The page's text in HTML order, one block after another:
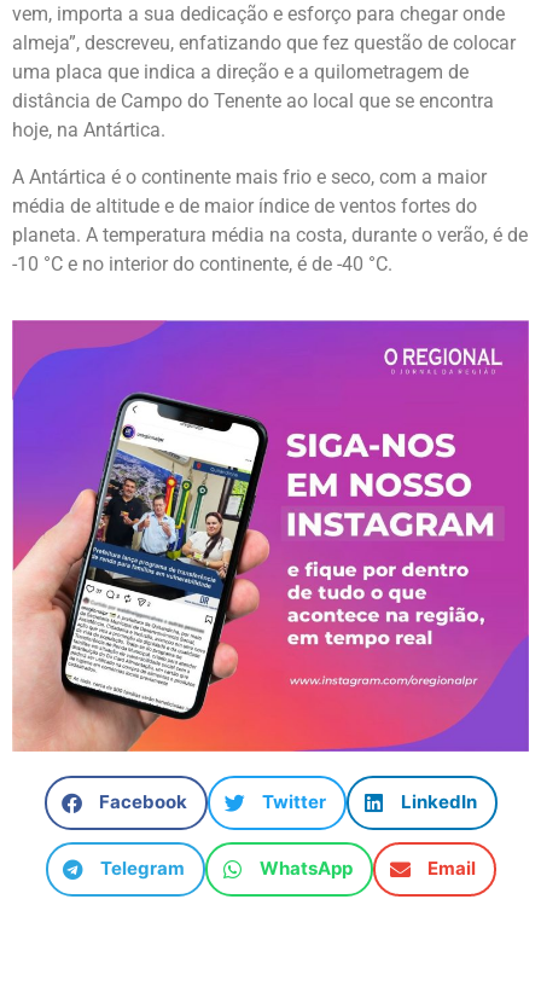
vem, importa a sua dedicação e esforço para chegar onde
almeja”, descreveu, enfatizando que fez questão de colocar
uma placa que indica a direção e a quilometragem de
distância de Campo do Tenente ao local que se encontra
hoje, na Antártica.
A Antártica é o continente mais frio e seco, com a maior
média de altitude e de maior índice de ventos fortes do
planeta. A temperatura média na costa, durante o verão, é de
-10 °C e no interior do continente, é de -40 °C.
Facebook Twitter LinkedIn
Telegram WhatsApp Email